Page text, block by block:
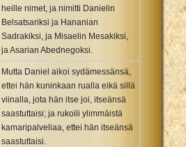
heille nimet, ja nimitti Danielin
Belsatsariksi ja Hananian
Sadrakiksi, ja Misaelin Mesakiksi,
ja Asarian Abednegoksi.
Mutta Daniel aikoi sydämessänsä,
ettei hän kuninkaan rualla eikä sillä
viinalla, jota hän itse joi, itseänsä
saastuttaisi; ja rukoili ylimmäistä
kamaripalveliaa, ettei hän itseänsä
saastuttaisi.